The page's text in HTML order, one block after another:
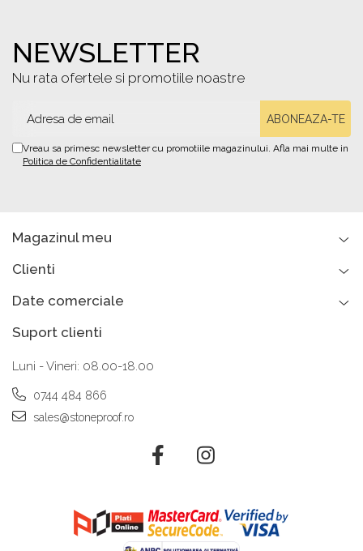
NEWSLETTER
Nu rata ofertele si promotiile noastre
Vreau sa primesc newsletter cu promotiile magazinului. Afla mai multe in
Politica de Confidentialitate
Magazinul meu
Clienti
Date comerciale
Suport clienti
Luni - Vineri: 08.00-18.00
0744 484 866
sales@stoneproof.ro